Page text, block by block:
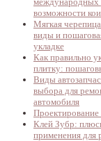
возможности
Мягкая
виды и
укладке
Как правильно
плитку:
Виды
выбора для
автомобиля
Проектирование
Клей Зубр:
применения для